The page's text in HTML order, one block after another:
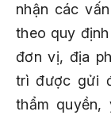
nhận các
theo quy
đơn vị, địa
trì được gửi
thẩm